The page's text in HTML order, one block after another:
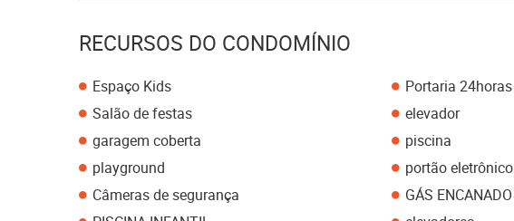
RECURSOS DO CONDOMÍNIO
Espaço Kids
Portaria 24horas
Salão de festas
elevador
garagem coberta
piscina
playground
portão eletrônico
Câmeras de segurança
GÁS ENCANADO